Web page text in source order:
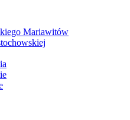
Mariawitów